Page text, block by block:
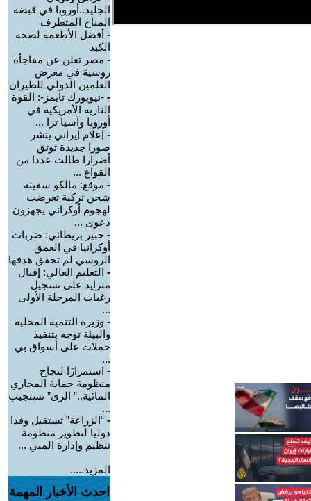
الجليد..أوروبا في قبضة
المناخ المتطرف
- أفضل الأطعمة لصحة
الكبد
- مصر تعلن عن مفاجأة
روسية في معرض
العلمين الدولي للطيران
- -نيويورك تايمز-: القوة
النارية الأمريكية في
أوروبا وآسيا ترا ...
- إعلام إيراني ينشر
صورا جديدة توثق
أضرارا طالت عددا من
القواع ...
- موقع: مالكو سفينة
شحن تركية تعرضت
لهجوم أوكراني يجهزون
دعوى ...
- خبير بريطاني: ضربات
أوكرانيا في العمق
الروسي لم تحقق هدفها
- التعليم العالي: إقبال
متزايد على تسجيل
رغبات المرحلة الأولى
...
- وزيرة التنمية المحلية
والبيئة توجه بتنفيذ
حملات على أسواق بي
...
- استمرارًا لنجاح
منظومة حماية المجاري
المائية..” الرى” تستجيب
...
- “الزراعة” تستقبل وفدا
دوليا لتطوير منظومة
تنظيم وإدارة المبي ...
المزيد.....
احدث الأخبار المهمة